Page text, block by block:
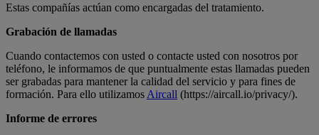
Estas compañías actúan como encargadas del tratamiento.
Grabación de llamadas
Cuando contactemos con usted o contacte usted con nosotros por
teléfono, le informamos de que puntualmente estas llamadas pueden
ser grabadas para mantener la calidad del servicio y para fines de
formación. Para ello utilizamos Aircall (https://aircall.io/privacy/).
Informe de errores